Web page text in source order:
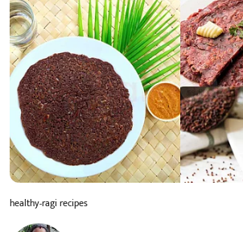
healthy-ragi recipes